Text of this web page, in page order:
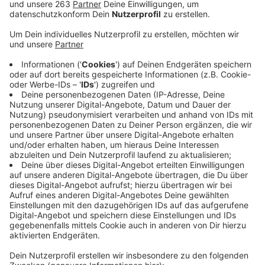
Anzeige
Er heißt Hannes, ist in diesem Jahr erst geschlüpft und
wird gerade aufgepäppelt, damit er bald wieder fliegen
kann. Auf dem Parkplatz des Bad Laaspher Rathauses
haben Mitarbeiter einen hilflosen Greifvogel gefunden.
Das Tier wurde vom Ordnungsamt vorsichtig
eingefangen und einem Falkner übergeben. Es stellte
sich heraus, dass es sich um einen jungen Baumfalken
handelt, der zu schwach zum Fliegen ist. Als Ursache
werden Parasiten vermutet. Proben müssen jetzt
zeigen, ob das tatsächlich der Fall ist. Wenn ja, kann
Hannes – wie das Tier getauft wurde – gut behandelt
werden und ist voraussichtlich in ein paar Tagen wieder
gesund. Damit könnte er schnell wieder ausgewildert
werden und mit seinen Artgenossen noch in diesem